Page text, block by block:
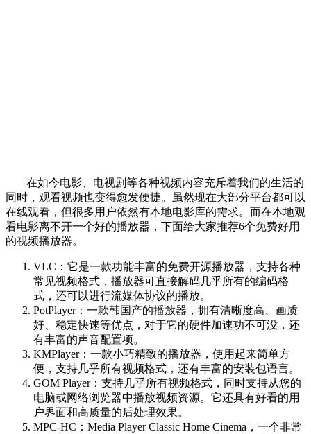
在如今电影、电视剧等各种视频内容充斥着我们的生活的
同时，观看视频也变得愈发便捷。虽然现在大部分平台都可以
在线观看，但很多用户依然有本地电影库的需求。而在本地观
看电影离不开一个好的播放器，下面给大家推荐6个免费好用
的视频播放器。
VLC：它是一款功能丰富的免费开源播放器，支持各种
常见视频格式，播放器可直接解码几乎所有的编码格
式，还可以进行流媒体协议的播放。
PotPlayer：一款韩国产的播放器，拥有清晰度高、画质
好、稳定快速等优点，对于它的硬件加速功不可没，还
有丰富的声音配置项。
KMPlayer：一款小巧精致的播放器，使用起来简单方
便，支持几乎所有视频格式，还有丰富的安装包语言。
GOM Player：支持几乎所有视频格式，同时支持从您的
电脑或网络浏览器中播放视频资源。它还具有好看的用
户界面和高质量的后处理效果。
MPC-HC：Media Player Classic Home Cinema，一个非常